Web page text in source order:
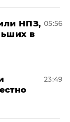
НПЗ,
в
05:56
23:49